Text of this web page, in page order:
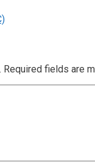
Required fields are